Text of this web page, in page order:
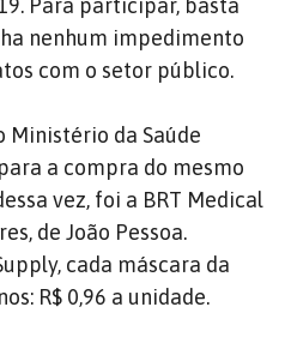
Para participar, basta
nenhum impedimento
com o setor público.
Ministério da Saúde
a compra do mesmo
vez, foi a BRT Medical
de João Pessoa.
cada máscara da
R$ 0,96 a unidade.